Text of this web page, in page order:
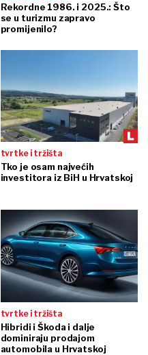
Rekordne 1986. i 2025.: Što
se u turizmu zapravo
promijenilo?
tvrtke i tržišta
Tko je osam najvećih
investitora iz BiH u Hrvatskoj
tvrtke i tržišta
Hibridi i Škoda i dalje
dominiraju prodajom
automobila u Hrvatskoj